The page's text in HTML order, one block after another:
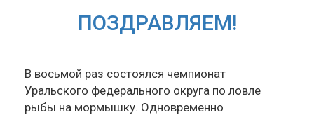
ПОЗДРАВЛЯЕМ!
В восьмой раз состоялся чемпионат
Уральского федерального округа по ловле
рыбы на мормышку. Одновременно